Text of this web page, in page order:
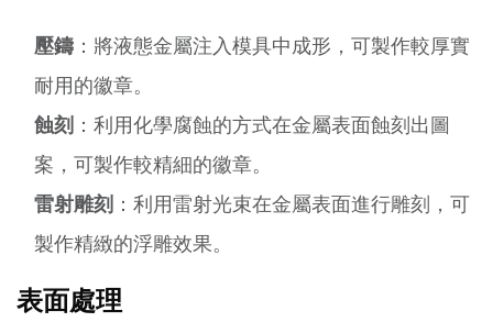
壓鑄 ：將液態金屬注入模具中成形，可製作較厚實
耐用的徽章。
蝕刻 ：利用化學腐蝕的方式在金屬表面蝕刻出圖
案，可製作較精細的徽章。
雷射雕刻 ：利用雷射光束在金屬表面進行雕刻，可
製作精緻的浮雕效果。
表面處理